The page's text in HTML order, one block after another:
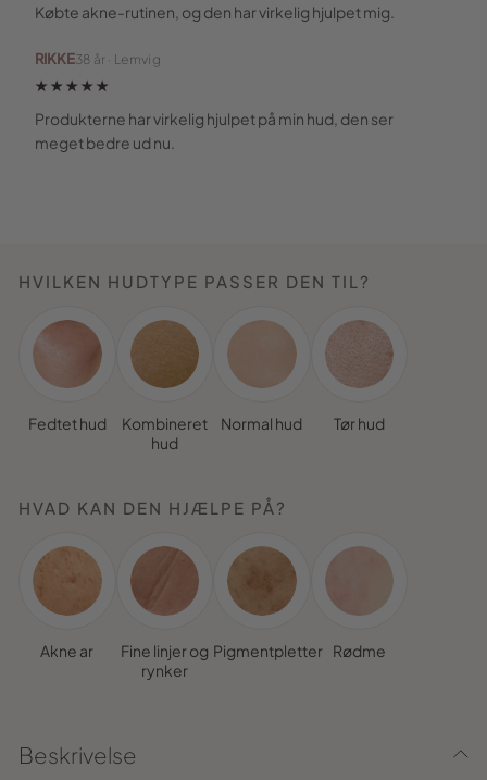
Købte akne-rutinen, og den har virkelig hjulpet mig.
RIKKE38 år · Lemvig
★★★★★
Produkterne har virkelig hjulpet på min hud, den ser
meget bedre ud nu.
Beskrivelse
HVILKEN HUDTYPE PASSER DEN TIL?
Fedtet hud
Kombineret
hud
Normal hud Tør hud
HVAD KAN DEN HJÆLPE PÅ?
Akne ar
Fine linjer og
rynker
Pigmentpletter Rødme